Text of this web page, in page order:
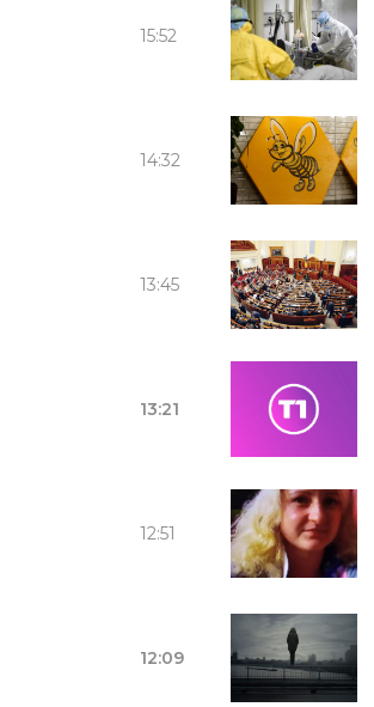
15:52
14:32
13:45
13:21
12:51
12:09